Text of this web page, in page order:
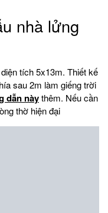
nhà lửng
tích 5x13m. Thiết kế
sau 2m làm giếng trời
dẫn nàythêm. Nếu cần
thờ hiện đại